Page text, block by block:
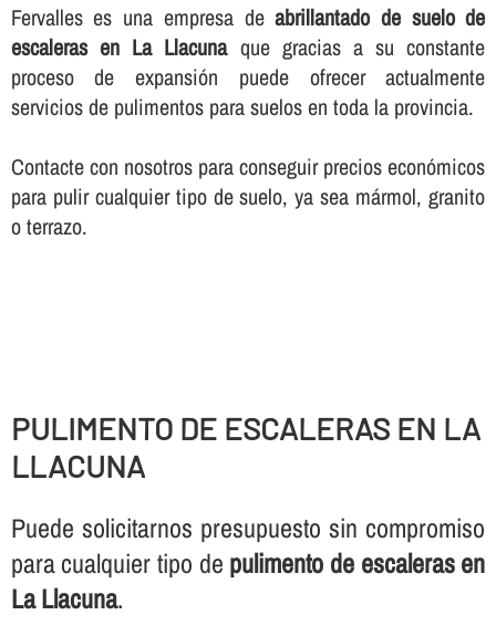
Fervalles es una empresa deabrillantado de suelo de
escaleras en La Llacunaque gracias a su constante
proceso de expansión puede ofrecer actualmente
servicios de pulimentos para suelos en toda la provincia.
Contacte con nosotros para conseguir precios económicos
para pulir cualquier tipo de suelo, ya sea mármol, granito
o terrazo.
PULIMENTO DE ESCALERAS EN LA
LLACUNA
Puede solicitarnos presupuesto sin compromiso
para cualquier tipo de pulimento de escaleras en
La Llacuna.